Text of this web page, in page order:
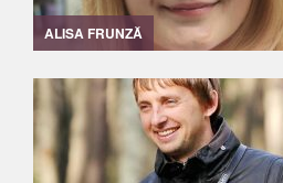
ALISA FRUNZĂ